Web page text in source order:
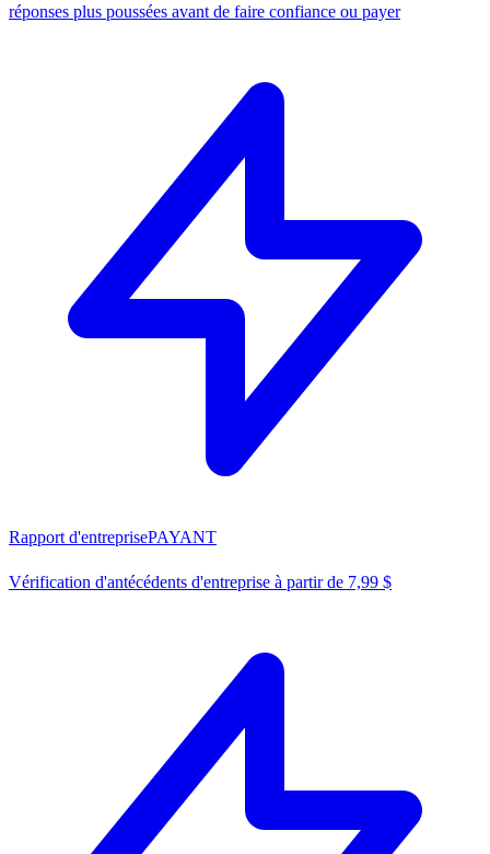
réponses plus poussées avant de faire confiance ou payer
Rapport d'entreprisePAYANT
Vérification d'antécédents d'entreprise à partir de 7,99 $